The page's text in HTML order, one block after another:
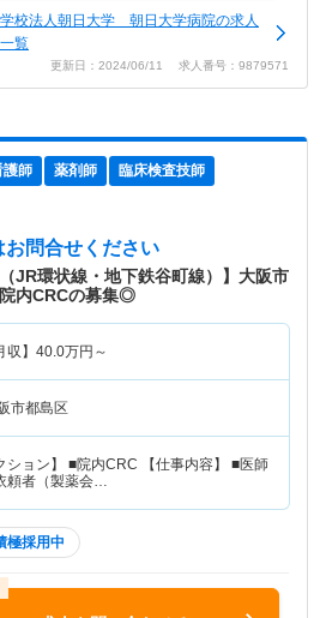
学校法人朝日大学 朝日大学病院の求人
一覧
更新日：2024/06/11 求人番号：9879571
護師 薬剤師 臨床検査技師
問合せください
JR環状線・地下鉄谷町線）】大阪市
内CRCの募集◎
収】 40.0万円～
市都島区
】 ■院内CRC 【仕事内容】 ■医師
頼者（製薬会…
極採用中